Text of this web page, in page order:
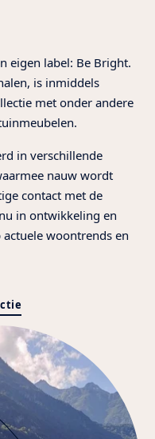
eigen label: Be Bright.
is inmiddels
met onder andere
in verschillende
nauw wordt
contact met de
in ontwikkeling en
woontrends en